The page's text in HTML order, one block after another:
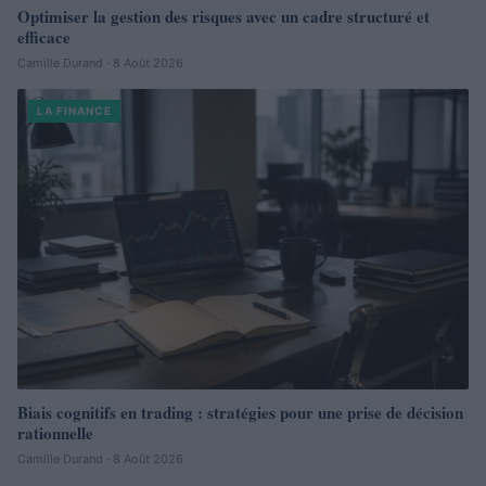
Optimiser la gestion des risques avec un cadre structuré et
efficace
Camille Durand · 8 Août 2026
LA FINANCE
Biais cognitifs en trading : stratégies pour une prise de décision
rationnelle
Camille Durand · 8 Août 2026